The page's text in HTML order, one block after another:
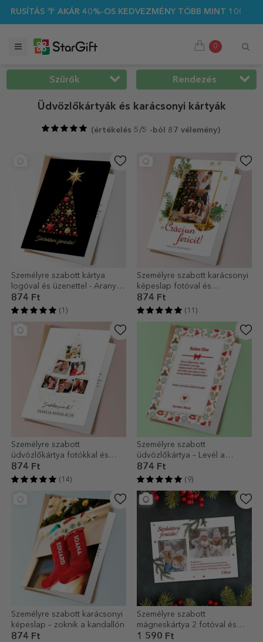
KEDVEZMÉNY TÖBB MINT 100 SZEMÉLYRE SZABOTT
0
Szűrők Rendezés
Üdvözlőkártyák és karácsonyi kártyák
(értékelés 5/5 -ból 87 vélemény)
Személyre szabott kártya
logóval és üzenettel - Arany
karácsonyfa
874 Ft
(1)
Személyre szabott karácsonyi
képeslap fotóval és
szöveggel - Csillogó keret
874 Ft
(11)
Személyre szabott
üdvözlőkártya fotókkal és
üzenettel – Karácsonyfa
874 Ft
(14)
Személyre szabott
üdvözlőkártya – Levél a
Mikulástól
874 Ft
(9)
Személyre szabott karácsonyi
képeslap – zoknik a kandallón
874 Ft
Személyre szabott
mágneskártya 2 fotóval és
karácsonyi üzenettel
1 590 Ft